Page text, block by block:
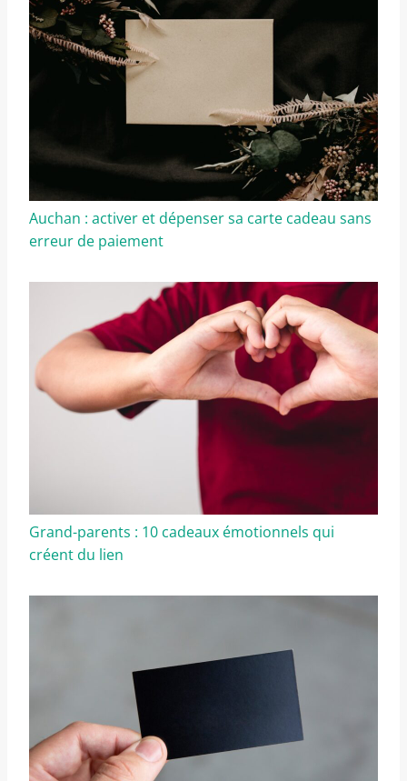
Auchan : activer et dépenser sa carte cadeau sans
erreur de paiement
Grand-parents : 10 cadeaux émotionnels qui
créent du lien